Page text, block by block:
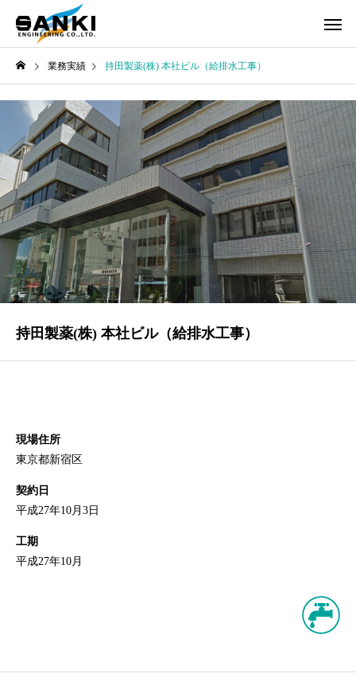
業務実績 持田製薬(株) 本社ビル（給排水工事）
持田製薬(株) 本社ビル（給排水工事）
現場住所
東京都新宿区
契約日
平成27年10月3日
工期
平成27年10月